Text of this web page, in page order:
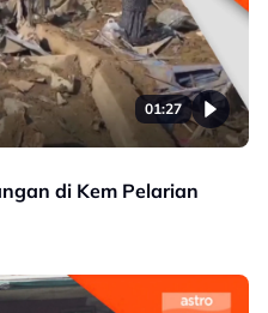
01:27
di Kem Pelarian